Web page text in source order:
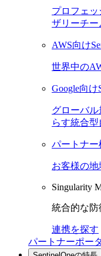
プロフェ
ザリーチー
AWS向け
世界中の
Google向け
グローバ
らす統合
パートナー
お客様の
Singularity
統合的な
連携を探す
パートナーポー